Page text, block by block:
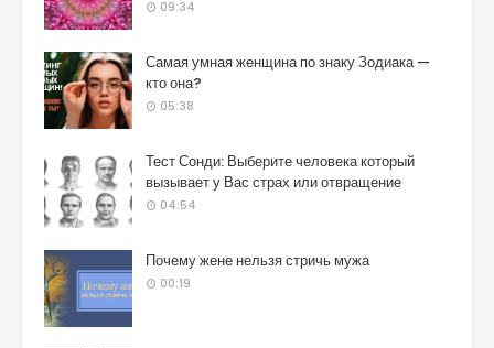
09:34
Самая умная женщина по знаку Зодиака —
кто она?
05:38
Тест Сонди: Выберите человека который
вызывает у Вас страх или отвращение
04:54
Почему жене нельзя стричь мужа
00:19